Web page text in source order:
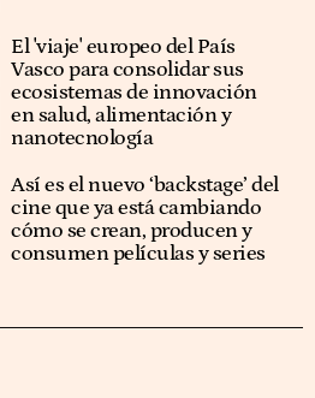
El 'viaje' europeo del País
Vasco para consolidar sus
ecosistemas de innovación
en salud, alimentación y
nanotecnología
Así es el nuevo ‘backstage’ del
cine que ya está cambiando
cómo se crean, producen y
consumen películas y series